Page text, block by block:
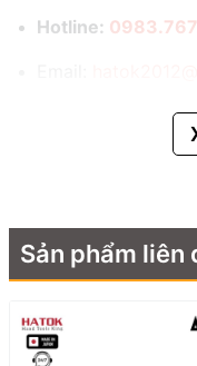
Hotline:
Sản phẩm liên